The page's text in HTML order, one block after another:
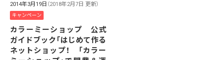
2014年3月19日 （2018年2月7日 更新）
キャンペーン
カラーミーショップ 公式
ガイドブック「はじめて作る
ネットショップ！ 「カラー